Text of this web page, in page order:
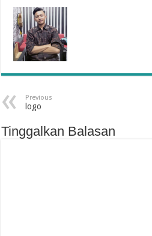
Previous
logo
Tinggalkan Balasan